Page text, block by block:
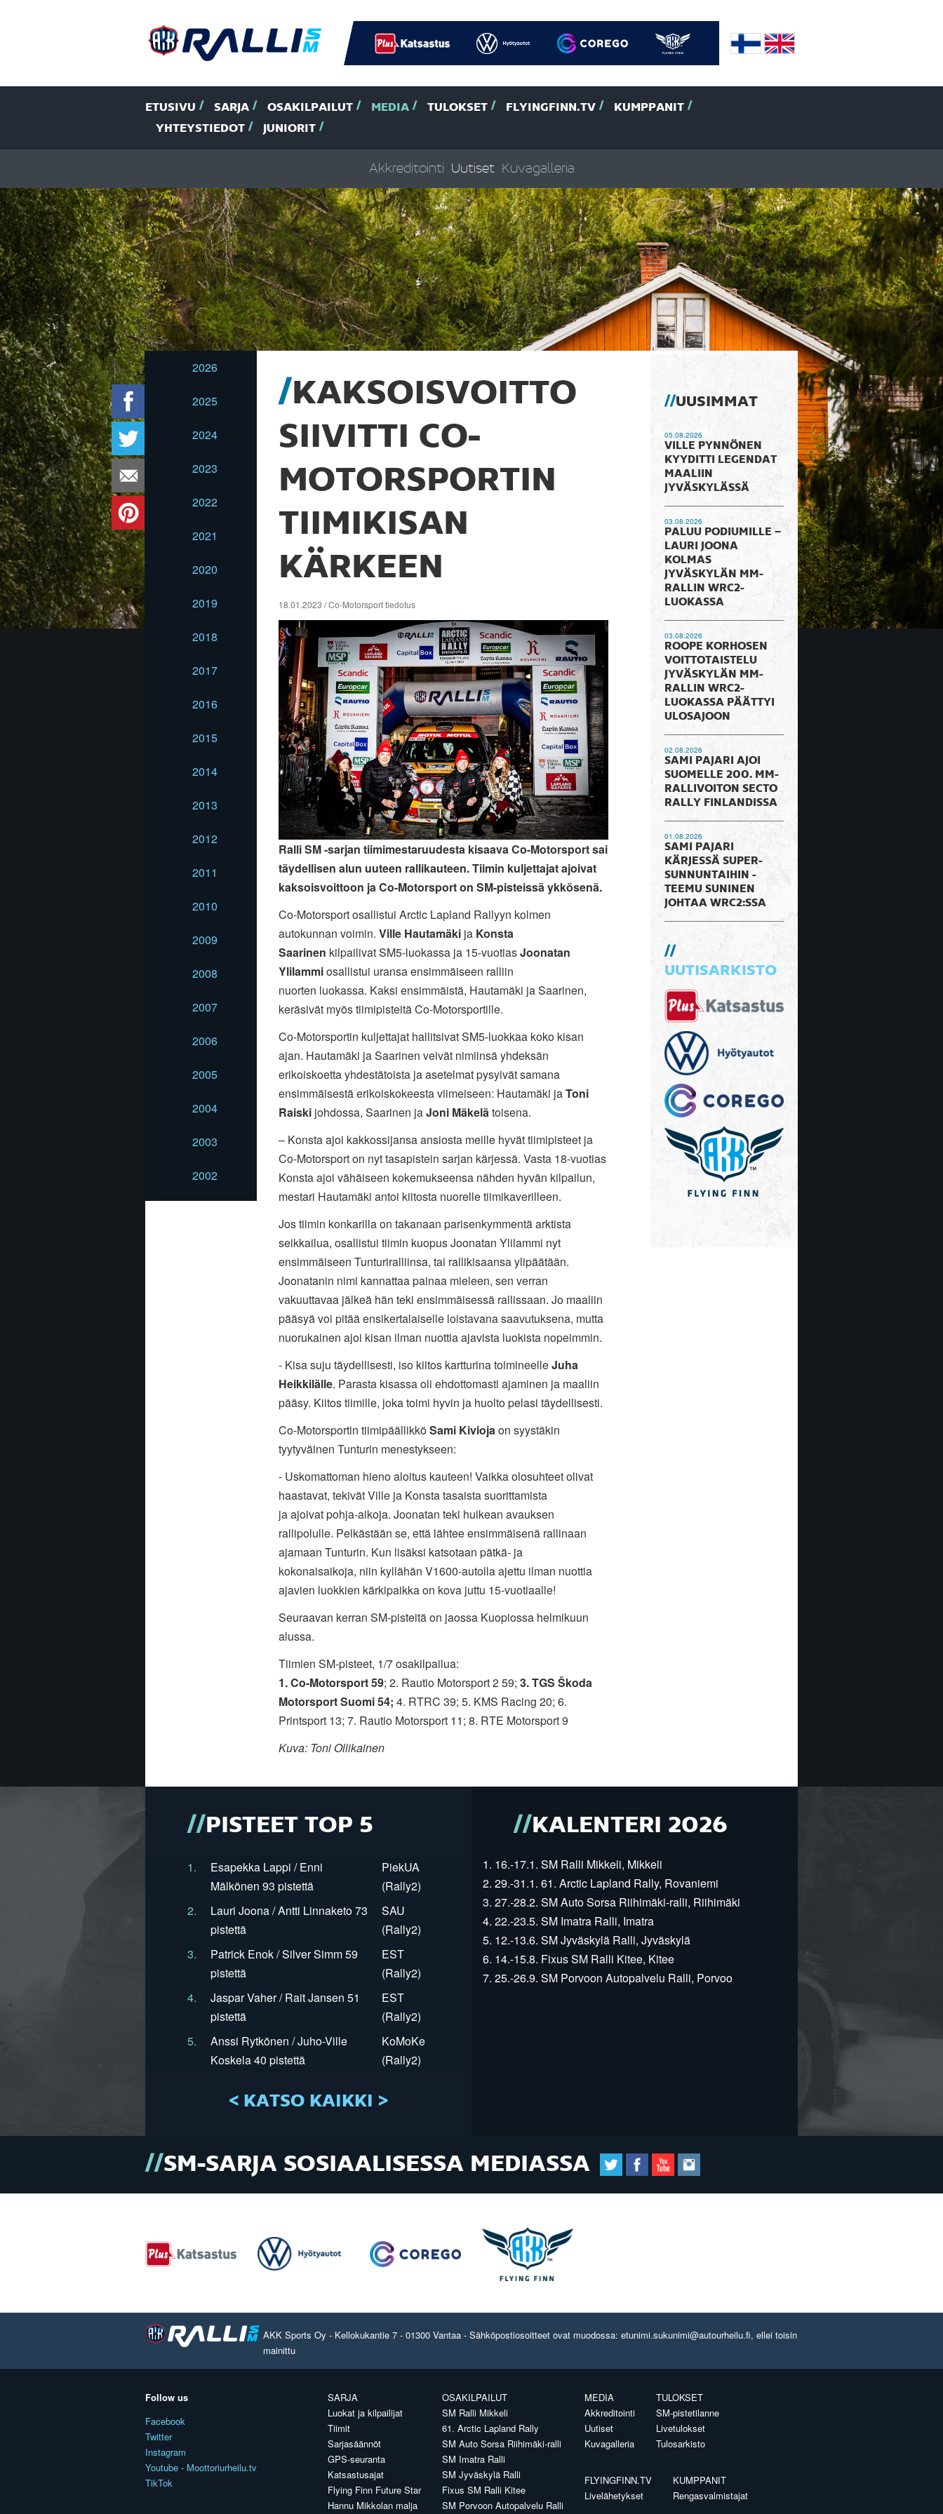
ETUSIVU SARJA OSAKILPAILUT MEDIA TULOKSET FLYINGFINN.TV
KUMPPANIT
YHTEYSTIEDOT
JUNIORIT
Akkreditointi Uutiset Kuvagalleria
2026
2025
2024
2023
2022
2021
2020
2019
2018
2017
2016
2015
2014
2013
2012
2011
2010
2009
2008
2007
2006
2005
2004
2003
2002
KAKSOISVOITTO
SIIVITTI CO-
MOTORSPORTIN
TIIMIKISAN
KÄRKEEN
18.01.2023 / Co-Motorsport tiedotus
Ralli SM -sarjan tiimimestaruudesta kisaava Co-Motorsport sai
täydellisen alun uuteen rallikauteen. Tiimin kuljettajat ajoivat
kaksoisvoittoon ja Co-Motorsport on SM-pisteissä ykkösenä.
Co-Motorsport osallistui Arctic Lapland Rallyyn kolmen
autokunnan voimin. Ville Hautamäkija Konsta
Saarinen kilpailivat SM5-luokassa ja 15-vuotiasJoonatan
Ylilammiosallistui uransa ensimmäiseen ralliin
nuorten luokassa. Kaksi ensimmäistä, Hautamäki ja Saarinen,
keräsivät myös tiimipisteitä Co-Motorsportille.
Co-Motorsportin kuljettajat hallitsivat SM5-luokkaa koko kisan
ajan. Hautamäki ja Saarinen veivät nimiinsä yhdeksän
erikoiskoetta yhdestätoista ja asetelmat pysyivät samana
ensimmäisestä erikoiskokeesta viimeiseen: Hautamäki jaToni
Raiskijohdossa, Saarinen jaJoni Mäkelä toisena.
– Konsta ajoi kakkossijansa ansiosta meille hyvät tiimipisteet ja
Co-Motorsport on nyt tasapistein sarjan kärjessä. Vasta 18-vuotias
Konsta ajoi vähäiseen kokemukseensa nähden hyvän kilpailun,
mestari Hautamäki antoi kiitosta nuorelle tiimikaverilleen.
Jos tiimin konkarilla on takanaan parisenkymmentä arktista
seikkailua, osallistui tiimin kuopus Joonatan Ylilammi nyt
ensimmäiseen Tunturiralliinsa, tai rallikisaansa ylipäätään.
Joonatanin nimi kannattaa painaa mieleen, sen verran
vakuuttavaa jälkeä hän teki ensimmäisessä rallissaan. Jo maaliin
pääsyä voi pitää ensikertalaiselle loistavana saavutuksena, mutta
nuorukainen ajoi kisan ilman nuottia ajavista luokista nopeimmin.
- Kisa suju täydellisesti, iso kiitos kartturina toimineelleJuha
Heikkilälle. Parasta kisassa oli ehdottomasti ajaminen ja maaliin
pääsy. Kiitos tiimille, joka toimi hyvin ja huolto pelasi täydellisesti.
Co-Motorsportin tiimipäällikköSami Kivioja on syystäkin
tyytyväinen Tunturin menestykseen:
- Uskomattoman hieno aloitus kauteen! Vaikka olosuhteet olivat
haastavat, tekivät Ville ja Konsta tasaista suorittamista
ja ajoivat pohja-aikoja. Joonatan teki huikean avauksen
rallipolulle. Pelkästään se, että lähtee ensimmäisenä rallinaan
ajamaan Tunturin. Kun lisäksi katsotaan pätkä- ja
kokonaisaikoja, niin kyllähän V1600-autolla ajettu ilman nuottia
ajavien luokkien kärkipaikka on kova juttu 15-vuotiaalle!
Seuraavan kerran SM-pisteitä on jaossa Kuopiossa helmikuun
alussa.
Tiimien SM-pisteet, 1/7 osakilpailua:
1. Co-Motorsport 59; 2. Rautio Motorsport 2 59; 3. TGS Škoda
Motorsport Suomi 54; 4. RTRC 39; 5. KMS Racing 20; 6.
Printsport 13; 7. Rautio Motorsport 11; 8. RTE Motorsport 9
Kuva: Toni Ollikainen
UUSIMMAT
05.08.2026
VILLE PYNNÖNEN
KYYDITTI LEGENDAT
MAALIIN
JYVÄSKYLÄSSÄ
03.08.2026
PALUU PODIUMILLE –
LAURI JOONA
KOLMAS
JYVÄSKYLÄN MM-
RALLIN WRC2-
LUOKASSA
03.08.2026
ROOPE KORHOSEN
VOITTOTAISTELU
JYVÄSKYLÄN MM-
RALLIN WRC2-
LUOKASSA PÄÄTTYI
ULOSAJOON
02.08.2026
SAMI PAJARI AJOI
SUOMELLE 200. MM-
RALLIVOITON SECTO
RALLY FINLANDISSA
01.08.2026
SAMI PAJARI
KÄRJESSÄ SUPER-
SUNNUNTAIHIN -
TEEMU SUNINEN
JOHTAA WRC2:SSA
UUTISARKISTO
PISTEET TOP 5
1.
Esapekka Lappi / Enni
Mälkönen 93 pistettä
PiekUA
(Rally2)
2.
Lauri Joona / Antti Linnaketo 73
pistettä
SAU
(Rally2)
3.
Patrick Enok / Silver Simm 59
pistettä
EST
(Rally2)
4.
Jaspar Vaher / Rait Jansen 51
pistettä
EST
(Rally2)
5.
Anssi Rytkönen / Juho-Ville
Koskela 40 pistettä
KoMoKe
(Rally2)
< KATSO KAIKKI >
KALENTERI 2026
1. 16.-17.1. SM Ralli Mikkeli, Mikkeli
2. 29.-31.1. 61. Arctic Lapland Rally, Rovaniemi
3. 27.-28.2. SM Auto Sorsa Riihimäki-ralli, Riihimäki
4. 22.-23.5. SM Imatra Ralli, Imatra
5. 12.-13.6. SM Jyväskylä Ralli, Jyväskylä
6. 14.-15.8. Fixus SM Ralli Kitee, Kitee
7. 25.-26.9. SM Porvoon Autopalvelu Ralli, Porvoo
SM-SARJA SOSIAALISESSA MEDIASSA
AKK Sports Oy - Kellokukantie 7 - 01300 Vantaa - Sähköpostiosoitteet ovat muodossa: etunimi.sukunimi@autourheilu.fi, ellei toisin
mainittu
Follow us
Facebook
Twitter
Instagram
Youtube - Moottoriurheilu.tv
TikTok
SARJA
Luokat ja kilpailijat
Tiimit
Sarjasäännöt
GPS-seuranta
Katsastusajat
Flying Finn Future Star
Hannu Mikkolan malja
OSAKILPAILUT
SM Ralli Mikkeli
61. Arctic Lapland Rally
SM Auto Sorsa Riihimäki-ralli
SM Imatra Ralli
SM Jyväskylä Ralli
Fixus SM Ralli Kitee
SM Porvoon Autopalvelu Ralli
MEDIA
Akkreditointi
Uutiset
Kuvagalleria
TULOKSET
SM-pistetilanne
Livetulokset
Tulosarkisto
FLYINGFINN.TV
Livelähetykset
KUMPPANIT
Rengasvalmistajat